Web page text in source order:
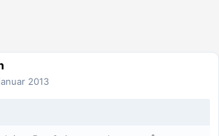
2013